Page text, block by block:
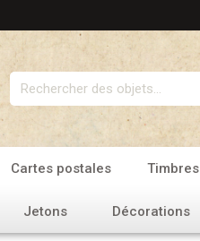
Rechercher
Cartes postales Timbres
Jetons Décorations